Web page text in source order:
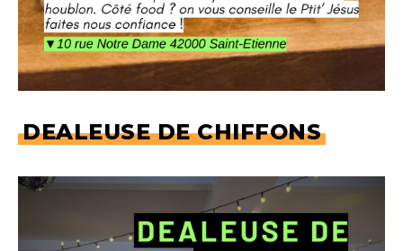
DEALEUSE DE CHIFFONS